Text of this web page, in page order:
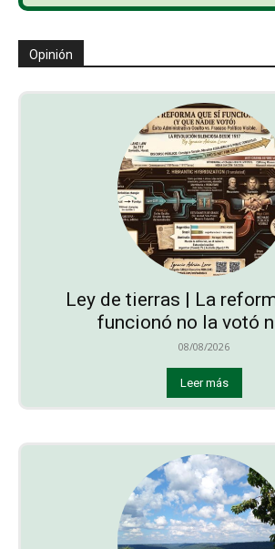
Opinión
Ley de tierras | La
funcionó no la votó
08/08/2026
Leer más